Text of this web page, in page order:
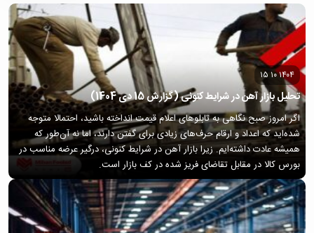
۱۴۰۴ ۱۰ ۱۵
تحلیل بازار آهن در شرایط کنونی (گزارش 15 دی 1404)
اگر امروز صبح نگاهی به تابلوهای اعلام قیمت انداخته باشید، احتمالا متوجه
شده‌اید که اعداد و ارقام حرف‌های زیادی برای گفتن دارند، اما نه آن‌طور که
همیشه عادت داشته‌ایم. زیرا بازار آهن در شرایط کنونی، درگیر عرضه مناسب در
بورس کالا در مقابل تقاضای فریز شده در کف بازار است.